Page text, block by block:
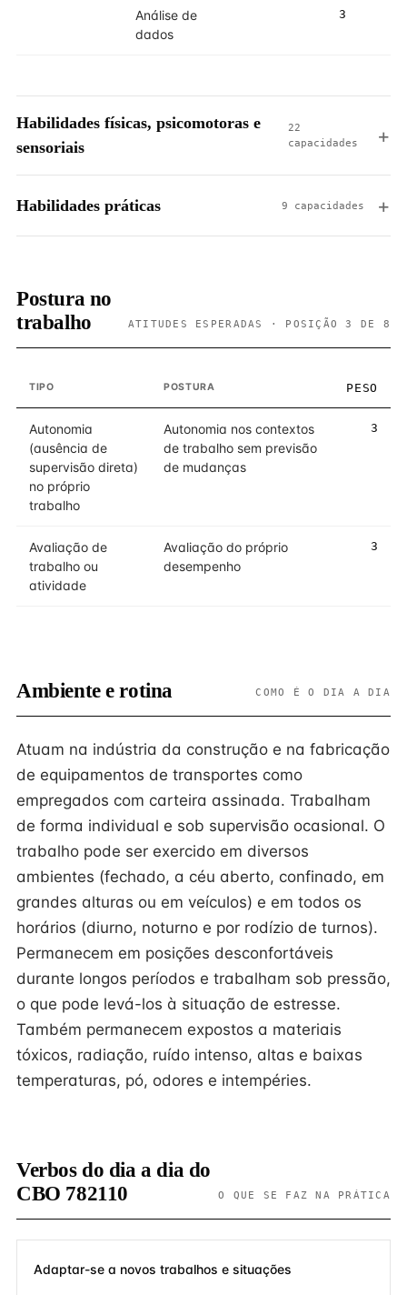
Análise de
dados
3
Habilidades físicas, psicomotoras e
sensoriais
22
capacidades
Habilidades práticas 9 capacidades
Postura no
trabalho
ATITUDES ESPERADAS · POSIÇÃO 3 DE 8
TIPO POSTURA PESO
Autonomia
(ausência de
supervisão direta)
no próprio
trabalho
Autonomia nos contextos
de trabalho sem previsão
de mudanças
3
Avaliação de
trabalho ou
atividade
Avaliação do próprio
desempenho
3
Ambiente e rotina COMO É O DIA A DIA
Atuam na indústria da construção e na fabricação
de equipamentos de transportes como
empregados com carteira assinada. Trabalham
de forma individual e sob supervisão ocasional. O
trabalho pode ser exercido em diversos
ambientes (fechado, a céu aberto, confinado, em
grandes alturas ou em veículos) e em todos os
horários (diurno, noturno e por rodízio de turnos).
Permanecem em posições desconfortáveis
durante longos períodos e trabalham sob pressão,
o que pode levá-los à situação de estresse.
Também permanecem expostos a materiais
tóxicos, radiação, ruído intenso, altas e baixas
temperaturas, pó, odores e intempéries.
Verbos do dia a dia do
CBO 782110
O QUE SE FAZ NA PRÁTICA
Adaptar-se a novos trabalhos e situações